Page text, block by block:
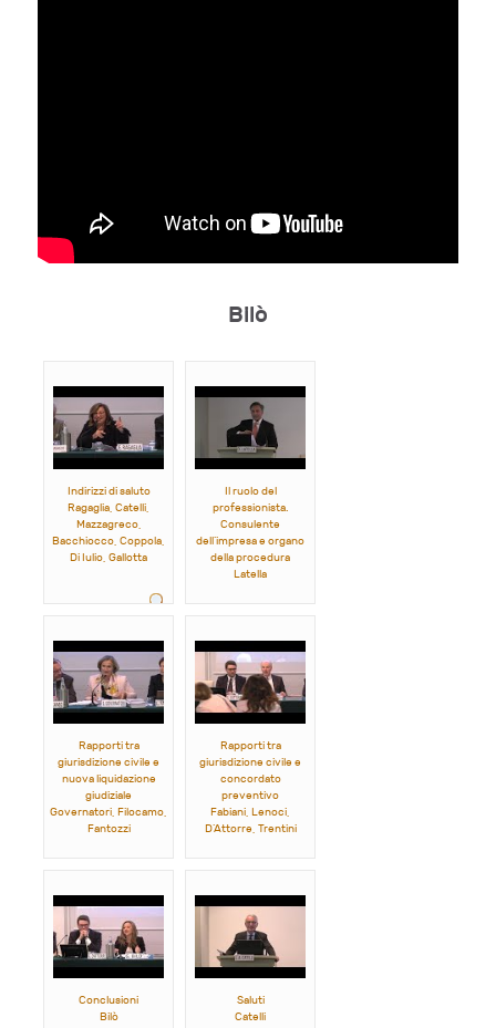
Bilò
Indirizzi di saluto
Ragaglia, Catelli,
Mazzagreco,
Bacchiocco, Coppola,
Di Iulio, Gallotta
Il ruolo del
professionista.
Consulente
dell’impresa e organo
della procedura
Latella
Rapporti tra
giurisdizione civile e
nuova liquidazione
giudiziale
Governatori, Filocamo,
Fantozzi
Rapporti tra
giurisdizione civile e
concordato
preventivo
Fabiani, Lenoci,
D’Attorre, Trentini
Conclusioni
Bilò
Saluti
Catelli